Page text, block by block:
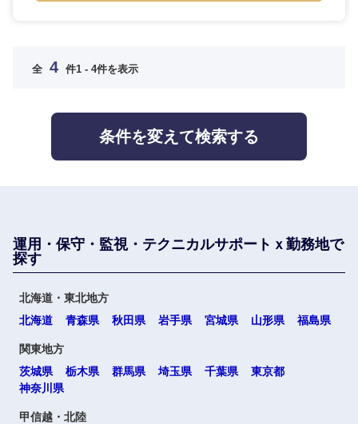
全 4 件1 - 4件を表示
条件を変えて検索する
運用・保守・監視・テクニカルサポートｘ勤務地で
探す
北海道・東北地方
北海道
青森県 秋田県 岩手県 宮城県 山形県 福島県
関東地方
茨城県
栃木県 群馬県 埼玉県 千葉県
東京都
神奈川県
甲信越・北陸